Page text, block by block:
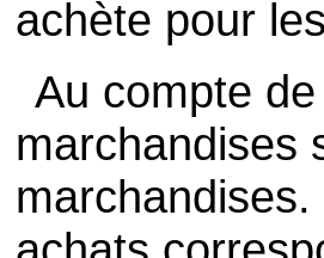
achète pour
Au compte
marchandises